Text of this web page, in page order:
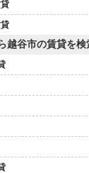
越谷市の賃貸を検